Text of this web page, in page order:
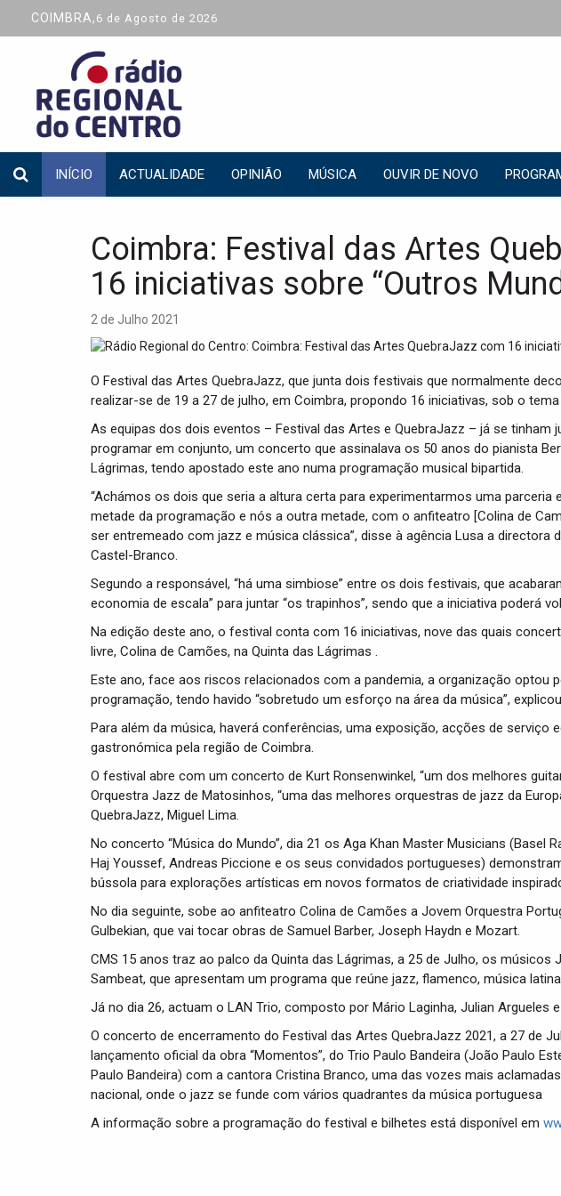
COIMBRA, 6 de Agosto de 2026
INÍCIO ACTUALIDADE OPINIÃO MÚSICA OUVIR DE NOVO
Coimbra: Festival das Artes
16 iniciativas sobre “Outros
2 de Julho 2021
O Festival das Artes QuebraJazz, que junta dois festivais que normalmente
realizar-se de 19 a 27 de julho, em Coimbra, propondo 16 iniciativas, sob o tema
As equipas dos dois eventos – Festival das Artes e QuebraJazz – já se tinham
programar em conjunto, um concerto que assinalava os 50 anos do pianista
Lágrimas, tendo apostado este ano numa programação musical bipartida.
“Achámos os dois que seria a altura certa para experimentarmos uma parceria
metade da programação e nós a outra metade, com o anfiteatro [Colina de
ser entremeado com jazz e música clássica”, disse à agência Lusa a directora
Castel-Branco.
Segundo a responsável, “há uma simbiose” entre os dois festivais, que
economia de escala” para juntar “os trapinhos”, sendo que a iniciativa poderá
Na edição deste ano, o festival conta com 16 iniciativas, nove das quais
livre, Colina de Camões, na Quinta das Lágrimas .
Este ano, face aos riscos relacionados com a pandemia, a organização optou
programação, tendo havido “sobretudo um esforço na área da música”,
Para além da música, haverá conferências, uma exposição, acções de serviço
gastronómica pela região de Coimbra.
O festival abre com um concerto de Kurt Ronsenwinkel, “um dos melhores
Orquestra Jazz de Matosinhos, “uma das melhores orquestras de jazz da
QuebraJazz, Miguel Lima.
No concerto “Música do Mundo”, dia 21 os Aga Khan Master Musicians (Basel
Haj Youssef, Andreas Piccione e os seus convidados portugueses)
bússola para explorações artísticas em novos formatos de criatividade
No dia seguinte, sobe ao anfiteatro Colina de Camões a Jovem Orquestra
Gulbekian, que vai tocar obras de Samuel Barber, Joseph Haydn e Mozart.
CMS 15 anos traz ao palco da Quinta das Lágrimas, a 25 de Julho, os músicos
Sambeat, que apresentam um programa que reúne jazz, flamenco, música
Já no dia 26, actuam o LAN Trio, composto por Mário Laginha, Julian Argueles
O concerto de encerramento do Festival das Artes QuebraJazz 2021, a 27 de
lançamento oficial da obra “Momentos”, do Trio Paulo Bandeira (João Paulo
Paulo Bandeira) com a cantora Cristina Branco, uma das vozes mais
nacional, onde o jazz se funde com vários quadrantes da música portuguesa
A informação sobre a programação do festival e bilhetes está disponível em